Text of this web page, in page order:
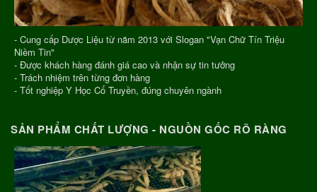
- Cung cấp Dược Liệu từ năm 2013 với Slogan "Vạn Chữ Tín Triệu
Niềm Tin"
- Được khách hàng đánh giá cao và nhận sự tin tưởng
- Trách nhiệm trên từng đơn hàng
- Tốt nghiệp Y Học Cổ Truyền, đúng chuyên ngành
SẢN PHẨM CHẤT LƯỢNG - NGUỒN GỐC RÕ RÀNG